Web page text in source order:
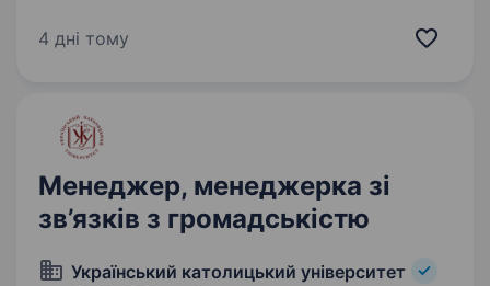
надає повний спектр маркетингових послуг,
4 дні тому
Менеджер, менеджерка зі
зв’язків з громадськістю
Український католицький університет